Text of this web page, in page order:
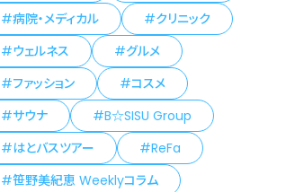
病院・メディカル
クリニック
ウェルネス
グルメ
ファッション
コスメ
サウナ
B☆SISU Group
はとバスツアー
ReFa
笹野美紀恵 Weeklyコラム